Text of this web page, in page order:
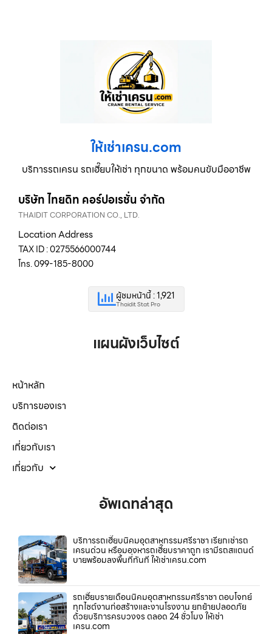
ให้เช่าเครน.com
บริการรถเครน รถเฮี๊ยบให้เช่า ทุกขนาด พร้อมคนขับมืออาชีพ
บริษัท ไทยดิท คอร์ปอเรชั่น จำกัด
THAIDIT CORPORATION CO., LTD.
Location Address
TAX ID : 0275566000744
โทร. 099-185-8000
ผู้ชมหน้านี้ : 1,921
Thaidit Stat Pro
แผนผังเว็บไซต์
หน้าหลัก
บริการของเรา
ติดต่อเรา
เกี่ยวกับเรา
เกี่ยวกับ
อัพเดทล่าสุด
บริการรถเฮี๊ยบนิคมอุตสาหกรรมศรีราชา เรียกเช่ารถ
เครนด่วน หรือมองหารถเฮี๊ยบราคาถูก เรามีรถสแตนด์
บายพร้อมลงพื้นที่ทันที ให้เช่าเครน.com
รถเฮี๊ยบรายเดือนนิคมอุตสาหกรรมศรีราชา ตอบโจทย์
ทุกไซต์งานก่อสร้างและงานโรงงาน ยกย้ายปลอดภัย
ด้วยบริการครบวงจร ตลอด 24 ชั่วโมง ให้เช่า
เครน.com